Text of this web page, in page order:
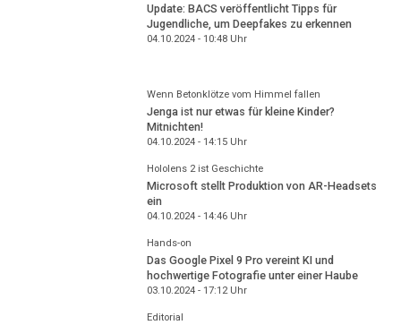
Update: BACS veröffentlicht Tipps für
Jugendliche, um Deepfakes zu erkennen
04.10.2024 - 10:48Uhr
Wenn Betonklötze vom Himmel fallen
Jenga ist nur etwas für kleine Kinder?
Mitnichten!
04.10.2024 - 14:15Uhr
Hololens 2 ist Geschichte
Microsoft stellt Produktion von AR-Headsets
ein
04.10.2024 - 14:46Uhr
Hands-on
Das Google Pixel 9 Pro vereint KI und
hochwertige Fotografie unter einer Haube
03.10.2024 - 17:12Uhr
Editorial